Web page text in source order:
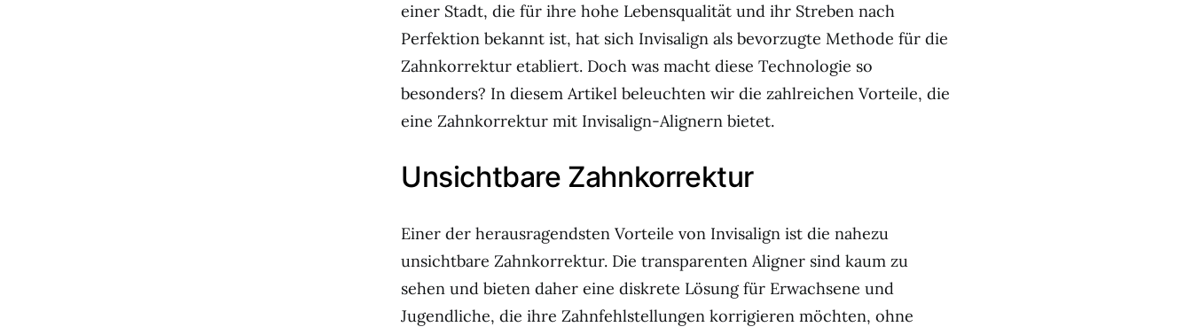
einer Stadt, die für ihre hohe Lebensqualität und ihr Streben nach
Perfektion bekannt ist, hat sich Invisalign als bevorzugte Methode für die
Zahnkorrektur etabliert. Doch was macht diese Technologie so
besonders? In diesem Artikel beleuchten wir die zahlreichen Vorteile, die
eine Zahnkorrektur mit Invisalign-Alignern bietet.
Unsichtbare Zahnkorrektur
Einer der herausragendsten Vorteile von Invisalign ist die nahezu
unsichtbare Zahnkorrektur. Die transparenten Aligner sind kaum zu
sehen und bieten daher eine diskrete Lösung für Erwachsene und
Jugendliche, die ihre Zahnfehlstellungen korrigieren möchten, ohne